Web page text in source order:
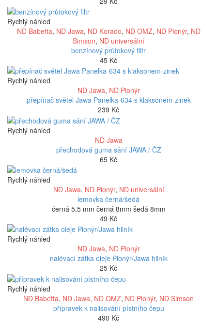
Rychlý náhled
ND Babetta, ND Jawa, ND Korado, ND OMZ, ND Pionýr, ND
Simson, ND universální
benzínový průtokový filtr
45 Kč
Rychlý náhled
ND Jawa, ND Pionýr
přepínač světel Jawa Panelka-634 s klaksonem-zinek
239 Kč
Rychlý náhled
ND Jawa
přechodová guma sání JAWA / ČZ
65 Kč
Rychlý náhled
ND Jawa, ND Pionýr, ND universální
lemovka černá/šedá
černá 5,5 mm černá 8mm šedá 8mm
49 Kč
Rychlý náhled
ND Jawa, ND Pionýr
nalévací zátka oleje Pionýr/Jawa hliník
25 Kč
Rychlý náhled
ND Babetta, ND Jawa, ND OMZ, ND Pionýr, ND Simson
přípravek k nalisování pístního čepu
490 Kč